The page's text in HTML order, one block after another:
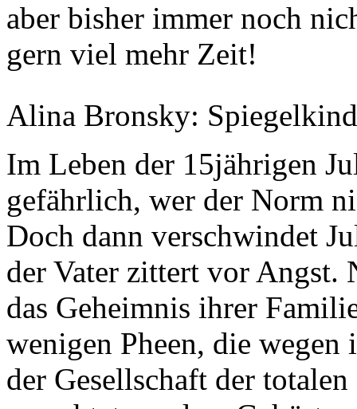
aber bisher immer noch
gern viel mehr Zeit!
Alina Bronsky: Spiegelkind
Im Leben der 15jährigen
gefährlich, wer der Norm
Doch dann verschwindet
der Vater zittert vor Angst.
das Geheimnis ihrer
wenigen Pheen, die
der Gesellschaft der